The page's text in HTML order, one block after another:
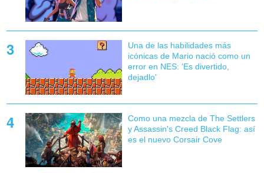
Una de las habilidades más
icónicas de Mario nació como un
error en NES: 'Es divertido,
dejadlo'
Como una mezcla de The Settlers
y Assassin's Creed Black Flag: así
es el nuevo Corsair Cove